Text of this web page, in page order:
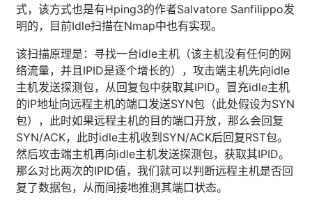
式，该方式也是有Hping3的作者Salvatore Sanfilippo发
明的，目前Idle扫描在Nmap中也有实现。
该扫描原理是：寻找一台idle主机（该主机没有任何的网
络流量，并且IPID是逐个增长的），攻击端主机先向idle
主机发送探测包，从回复包中获取其IPID。冒充idle主机
的IP地址向远程主机的端口发送SYN包（此处假设为SYN
包），此时如果远程主机的目的端口开放，那么会回复
SYN/ACK，此时idle主机收到SYN/ACK后回复RST包。
然后攻击端主机再向idle主机发送探测包，获取其IPID。
那么对比两次的IPID值，我们就可以判断远程主机是否回
复了数据包，从而间接地推测其端口状态。